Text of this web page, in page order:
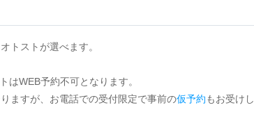
トストが選べます。
はWEB予約不可となります。
ますが、お電話での受付限定で事前の仮予約もお受け